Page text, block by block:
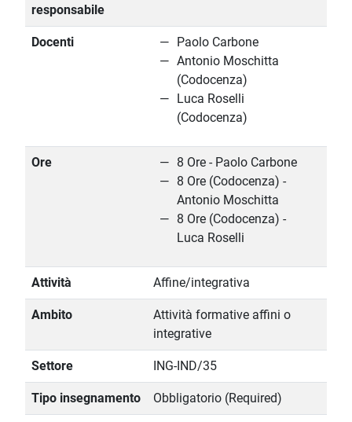
responsabile
Docenti
Paolo Carbone
Antonio Moschitta
(Codocenza)
Luca Roselli
(Codocenza)
Ore
8 Ore - Paolo Carbone
8 Ore (Codocenza) -
Antonio Moschitta
8 Ore (Codocenza) -
Luca Roselli
Attività Affine/integrativa
Ambito
Attività formative affini o
integrative
Settore ING-IND/35
Tipo insegnamento Obbligatorio (Required)